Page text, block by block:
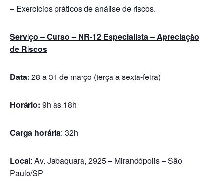
– Exercícios práticos de análise de riscos.
Serviço – Curso – NR-12 Especialista – Apreciação
de Riscos
Data: 28 a 31 de março (terça a sexta-feira)
Horário: 9h às 18h
Carga horária: 32h
Local: Av. Jabaquara, 2925 – Mirandópolis – São
Paulo/SP